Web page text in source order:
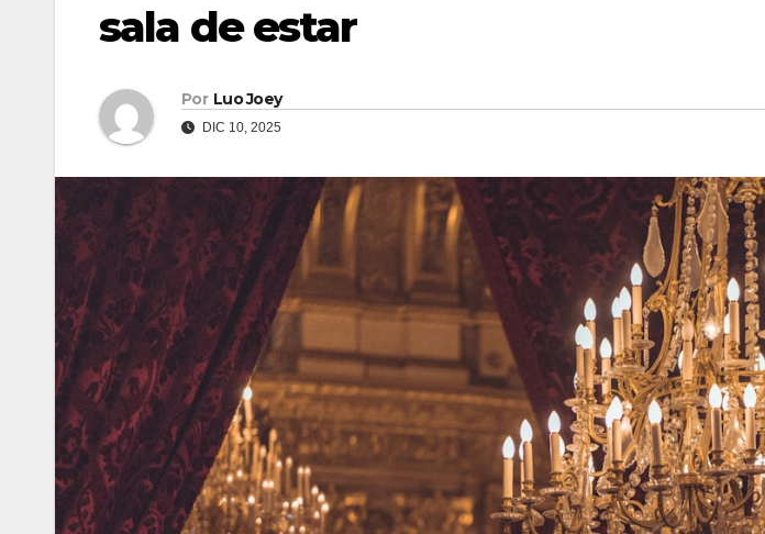
sala de estar
Por Luo Joey
DIC 10, 2025